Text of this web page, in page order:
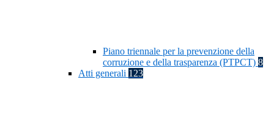
Piano triennale per la prevenzione della
corruzione e della trasparenza (PTPCT) 8
Atti generali 123